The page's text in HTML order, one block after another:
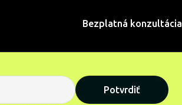
Bezplatná konzultácia
Potvrdiť